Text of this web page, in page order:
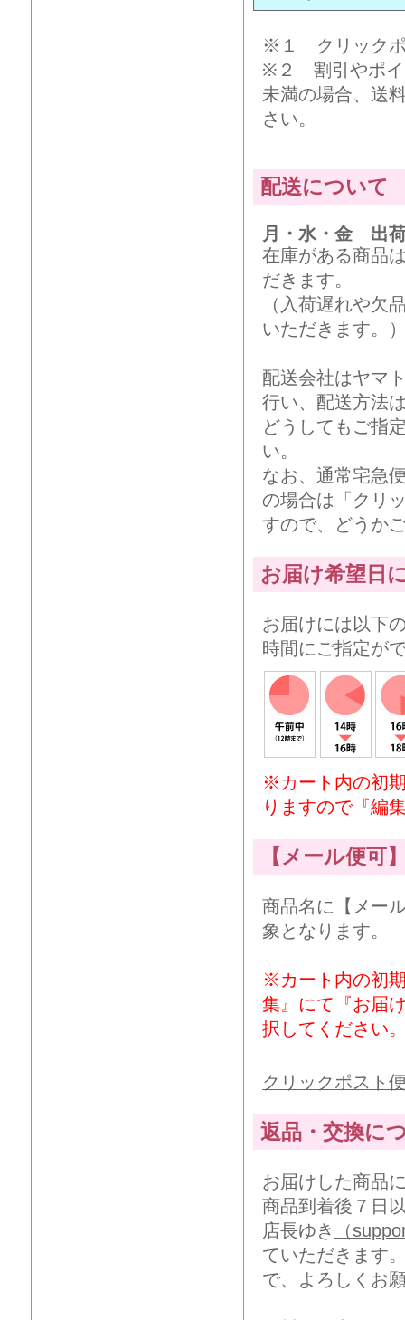
※１ クリックポ
※２ 割引やポイ
未満の場合、送
さい。
配送について
月・水・金 出
在庫がある商品
だきます。
（入荷遅れや欠
いただきます。
配送会社はヤマ
行い、配送方法
どうしてもご指
い。
なお、通常宅急
の場合は「クリ
すので、どうか
お届け希望日
お届けには以下
時間にご指定が
※カート内の初
りますので『編
【メール便可
商品名に【メー
象となります。
※カート内の初
集』にて『お届
択してください
クリックポスト
返品・交換に
お届けした商品
商品到着後７日
店長ゆき
（
ていただきます
で、よろしくお